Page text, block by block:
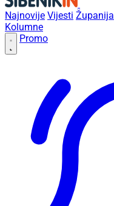
Najnovije Vijesti Županija
Kolumne
Promo